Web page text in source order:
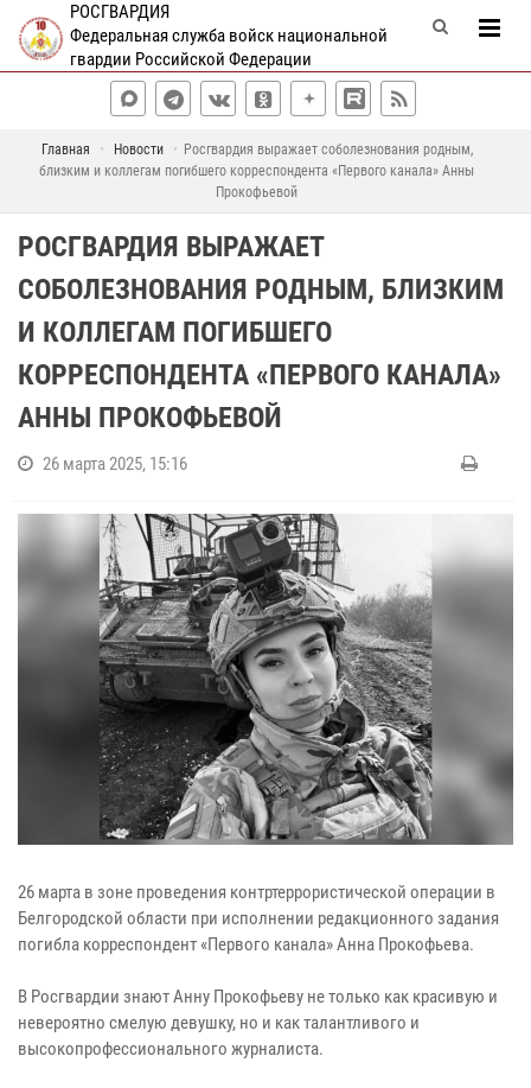
РОСГВАРДИЯ
Федеральная служба войск национальной
гвардии Российской Федерации
Главная Новости
Росгвардия выражает соболезнования родным,
близким и коллегам погибшего корреспондента «Первого канала» Анны
Прокофьевой
РОСГВАРДИЯ ВЫРАЖАЕТ
СОБОЛЕЗНОВАНИЯ РОДНЫМ, БЛИЗКИМ
И КОЛЛЕГАМ ПОГИБШЕГО
КОРРЕСПОНДЕНТА «ПЕРВОГО КАНАЛА»
АННЫ ПРОКОФЬЕВОЙ
26 марта 2025, 15:16
26 марта в зоне проведения контртеррористической операции в
Белгородской области при исполнении редакционного задания
погибла корреспондент «Первого канала» Анна Прокофьева.
В Росгвардии знают Анну Прокофьеву не только как красивую и
невероятно смелую девушку, но и как талантливого и
высокопрофессионального журналиста.